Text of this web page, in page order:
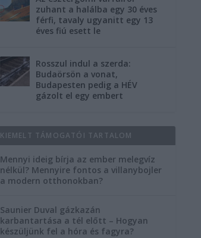
zuhant a halálba egy 30 éves
férfi, tavaly ugyanitt egy 13
éves fiú esett le
Rosszul indul a szerda:
Budaörsön a vonat,
Budapesten pedig a HÉV
gázolt el egy embert
KIEMELT TÁMOGATÓI TARTALOM
Mennyi ideig bírja az ember melegvíz
nélkül? Mennyire fontos a villanybojler
a modern otthonokban?
Saunier Duval gázkazán
karbantartása a tél előtt – Hogyan
készüljünk fel a hóra és fagyra?